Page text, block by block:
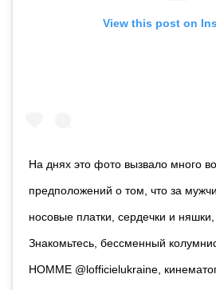
View this post on
На днях это фото вызвало много
предположений о том, что за
носовые платки, сердечки и няшки,
Знакомьтесь, бессменный
HOMME @lofficielukraine,